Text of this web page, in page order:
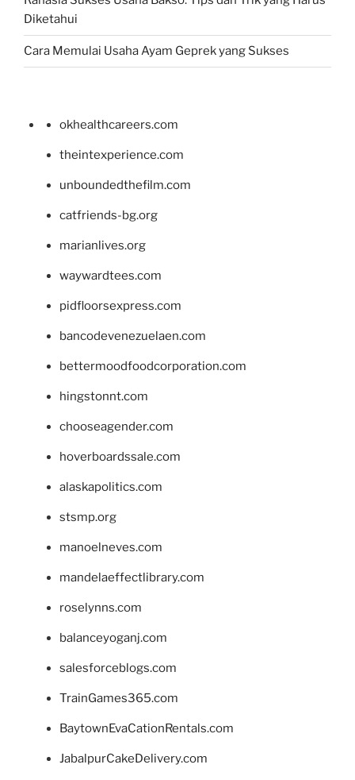
Diketahui
Cara Memulai Usaha Ayam Geprek yang Sukses
okhealthcareers.com
theintexperience.com
unboundedthefilm.com
catfriends-bg.org
marianlives.org
waywardtees.com
pidfloorsexpress.com
bancodevenezuelaen.com
bettermoodfoodcorporation.com
hingstonnt.com
chooseagender.com
hoverboardssale.com
alaskapolitics.com
stsmp.org
manoelneves.com
mandelaeffectlibrary.com
roselynns.com
balanceyoganj.com
salesforceblogs.com
TrainGames365.com
BaytownEvaCationRentals.com
JabalpurCakeDelivery.com